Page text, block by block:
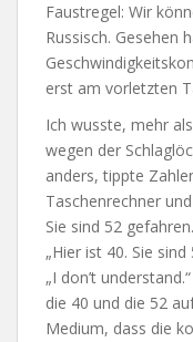
Faustregel: Wir
Russisch. Gesehen
erst am vorletzten
Ich wusste, mehr
wegen der
anders, tippte
Taschenrechner
Sie sind 52
„Hier ist 40. Sie
„I don’t
die 40 und die 52
Medium, dass die